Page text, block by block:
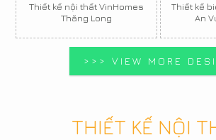
Thiết kế nội thất VinHomes
Thăng Long
Thiết kế
An
>>> VIEW MORE
THIẾT KẾ NỘI